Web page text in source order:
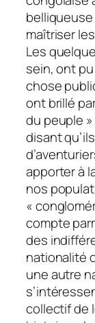
maîtriser
Les
sein, ont
chose
ont brillé
du peuple
disant
apporter à
nos
«
compte
des
nationalité
une autre
collectif de